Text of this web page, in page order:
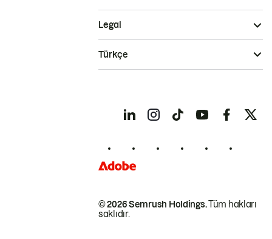
© 2026 Semrush Holdings.Tüm hakları
saklıdır.
Legal
Türkçe